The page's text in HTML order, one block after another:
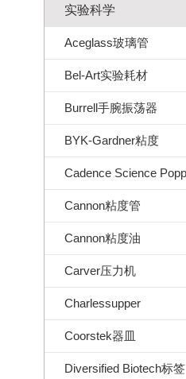
实验科学
Aceglass玻璃管
Bel-Art实验耗材
Burrell手腕振荡器
BYK-Gardner粘度
Cannon粘度管
Cannon粘度油
Carver压力机
Charlessupper
Coorstek器皿
Diversified Biotech标签